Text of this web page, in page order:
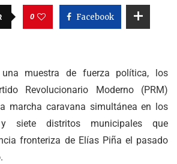
0 Facebook
muestra de fuerza política, los
Revolucionario Moderno (PRM)
marcha caravana simultánea en los
siete distritos municipales que
fronteriza de Elías Piña el pasado